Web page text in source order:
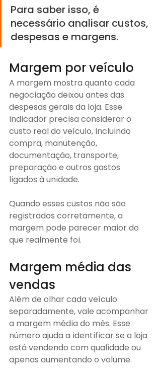
Para saber isso, é
necessário analisar custos,
despesas e margens.
Margem por veículo
A margem mostra quanto cada
negociação deixou antes das
despesas gerais da loja. Esse
indicador precisa considerar o
custo real do veículo, incluindo
compra, manutenção,
documentação, transporte,
preparação e outros gastos
ligados à unidade.
Quando esses custos não são
registrados corretamente, a
margem pode parecer maior do
que realmente foi.
Margem média das
vendas
Além de olhar cada veículo
separadamente, vale acompanhar
a margem média do mês. Esse
número ajuda a identificar se a loja
está vendendo com qualidade ou
apenas aumentando o volume.